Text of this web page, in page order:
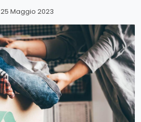
25 Maggio 2023